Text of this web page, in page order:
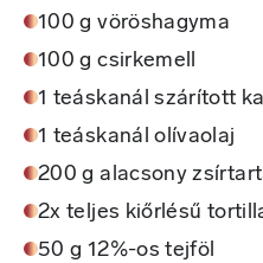
100 g vöröshagyma
100 g csirkemell
1 teáskanál szárított
1 teáskanál olívaolaj
200 g alacsony
2x teljes kiőrlésű
50 g 12%-os tejföl